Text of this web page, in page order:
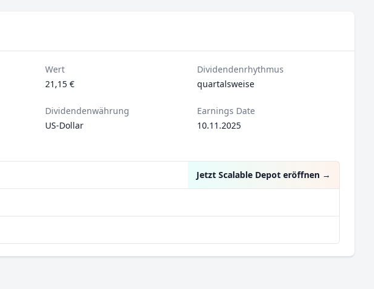
Wert
21,15 €
Dividendenrhythmus
quartalsweise
Dividendenwährung
US-Dollar
Earnings Date
10.11.2025
Jetzt Scalable Depot eröffnen →